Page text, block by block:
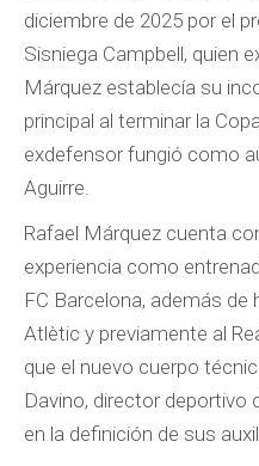
diciembre de 2025 por el
Sisniega Campbell, quien
Márquez establecía su
principal al terminar la
exdefensor fungió como
Aguirre.
Rafael Márquez cuenta
experiencia como
FC Barcelona, además de
Atlètic y previamente al
que el nuevo cuerpo
Davino, director deportivo
en la definición de sus